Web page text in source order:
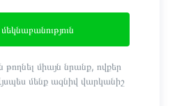
միայն նրանք, ովքեր
մենք ազնիվ վարկանիշ